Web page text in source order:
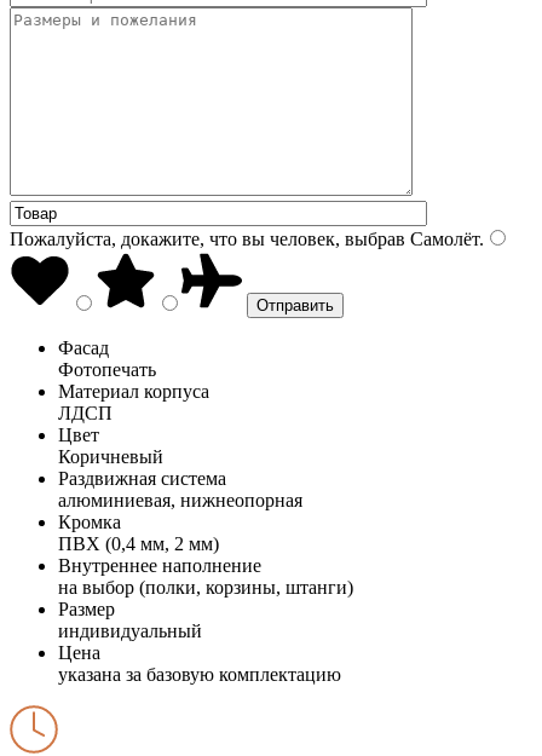
Пожалуйста, докажите, что вы человек, выбрав Самолёт.
Фасад
Фотопечать
Материал корпуса
ЛДСП
Цвет
Коричневый
Раздвижная система
алюминиевая, нижнеопорная
Кромка
ПВХ (0,4 мм, 2 мм)
Внутреннее наполнение
на выбор (полки, корзины, штанги)
Размер
индивидуальный
Цена
указана за базовую комплектацию